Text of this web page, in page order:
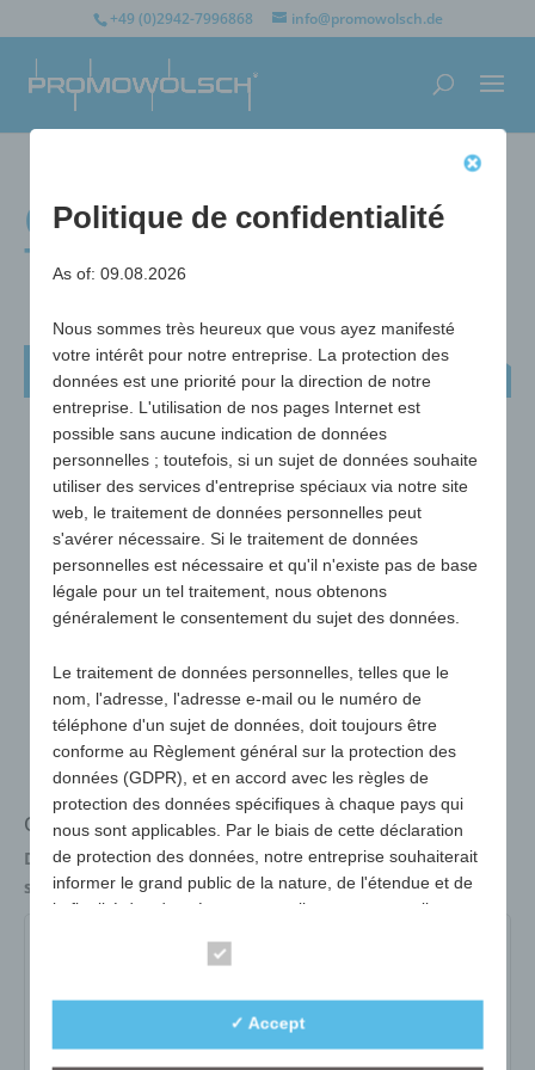
+49 (0)2942-7996868 info@promowolsch.de
Ouvre-bouteilles
Trucker-Tools
Ouvre-bouteilles Trucker-Tools
Ouvre-bouteille pour camion avec refermeture
Dimensions
100 x 55 x 22 mm
surface publicitaire max. 55 x 30 mm
505-04-rouge
variante :blanc
Politique de confidentialité
As of: 09.08.2026
Nous sommes très heureux que vous ayez manifesté
votre intérêt pour notre entreprise. La protection des
données est une priorité pour la direction de notre
entreprise. L'utilisation de nos pages Internet est
possible sans aucune indication de données
personnelles ; toutefois, si un sujet de données souhaite
utiliser des services d'entreprise spéciaux via notre site
web, le traitement de données personnelles peut
s'avérer nécessaire. Si le traitement de données
personnelles est nécessaire et qu'il n'existe pas de base
légale pour un tel traitement, nous obtenons
généralement le consentement du sujet des données.
Le traitement de données personnelles, telles que le
nom, l'adresse, l'adresse e-mail ou le numéro de
téléphone d'un sujet de données, doit toujours être
conforme au Règlement général sur la protection des
données (GDPR), et en accord avec les règles de
protection des données spécifiques à chaque pays qui
nous sont applicables. Par le biais de cette déclaration
de protection des données, notre entreprise souhaiterait
informer le grand public de la nature, de l'étendue et de
la finalité des données personnelles que nous collectons,
sont informés, par le biais de cette déclaration de
✓ Accept